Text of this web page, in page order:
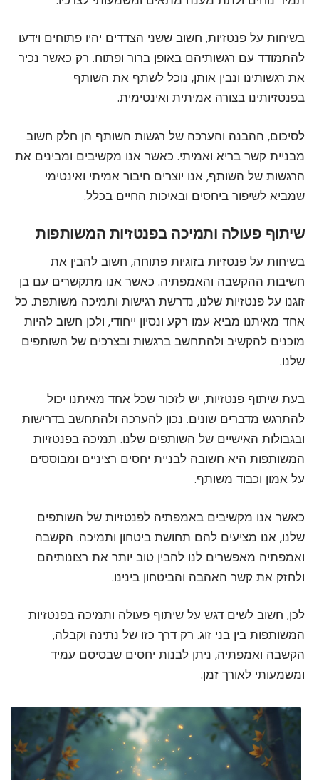
בשיחות על פנטזיות, חשוב ששני הצדדים יהיו פתוחים וידעו
להתמודד עם רגשותיהם באופן ברור ופתוח. רק כאשר נכיר
את רגשותינו ונבין אותן, נוכל לשתף את השותף
בפנטזיותינו בצורה אמיתית ואינטימית.
לסיכום, ההבנה והערכה של רגשות השותף הן חלק חשוב
מבניית קשר בריא ואמיתי. כאשר אנו מקשיבים ומבינים את
הרגשות של השותף, אנו יוצרים חיבור אמיתי ואינטימי
שמביא לשיפור ביחסים ובאיכות החיים בכלל.
שיתוף פעולה ותמיכה בפנטזיות המשותפות
בשיחות על פנטזיות בזוגיות פתוחה, חשוב להבין את
חשיבות ההקשבה והאמפתיה. כאשר אנו מתקשרים עם בן
זוגנו על פנטזיות שלנו, נדרשת רגישות ותמיכה משותפת. כל
אחד מאיתנו מביא עמו רקע ונסיון ייחודי, ולכן חשוב להיות
מוכנים להקשיב ולהתחשב ברגשות ובצרכים של השותפים
שלנו.
בעת שיתוף פנטזיות, יש לזכור שכל אחד מאיתנו יכול
להתרגש מדברים שונים. נכון להערכה ולהתחשב בדרישות
ובגבולות האישיים של השותפים שלנו. תמיכה בפנטזיות
המשותפות היא חשובה לבניית יחסים רציניים ומבוססים
על אמון וכבוד משותף.
כאשר אנו מקשיבים באמפתיה לפנטזיות של השותפים
שלנו, אנו מציעים להם תחושת ביטחון ותמיכה. הקשבה
ואמפתיה מאפשרים לנו להבין טוב יותר את רצונותיהם
ולחזק את קשר האהבה והביטחון בינינו.
לכן, חשוב לשים דגש על שיתוף פעולה ותמיכה בפנטזיות
המשותפות בין בני זוג. רק דרך כזו של נתינה וקבלה,
הקשבה ואמפתיה, ניתן לבנות יחסים שבסיסם עמיד
ומשמעותי לאורך זמן.